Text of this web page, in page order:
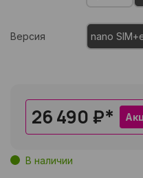
Версия nano
26 490 ₽*
В наличии